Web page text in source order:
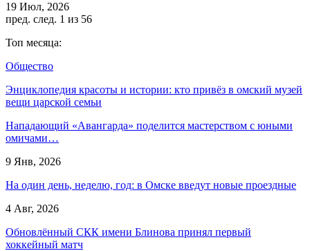
19 Июл, 2026
пред. след. 1 из 56
Топ месяца:
Общество
Энциклопедия красоты и истории: кто привёз в омский музей
вещи царской семьи
Нападающий «Авангарда» поделится мастерством с юными
омичами…
9 Янв, 2026
На один день, неделю, год: в Омске введут новые проездные
4 Авг, 2026
Обновлённый СКК имени Блинова принял первый
хоккейный матч